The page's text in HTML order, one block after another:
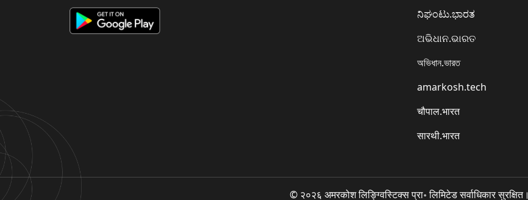
ನಿಘಂಟು.ಭಾರತ
ଅଭିଧାନ.ଭାରତ
অভিধান.ভারত
amarkosh.tech
चौपाल.भारत
सारथी.भारत
© २०२६ अमरकोश लिङ्ग्विस्टिक्स प्रा॰ लिमिटेड सर्वाधिकार सुरक्षित।